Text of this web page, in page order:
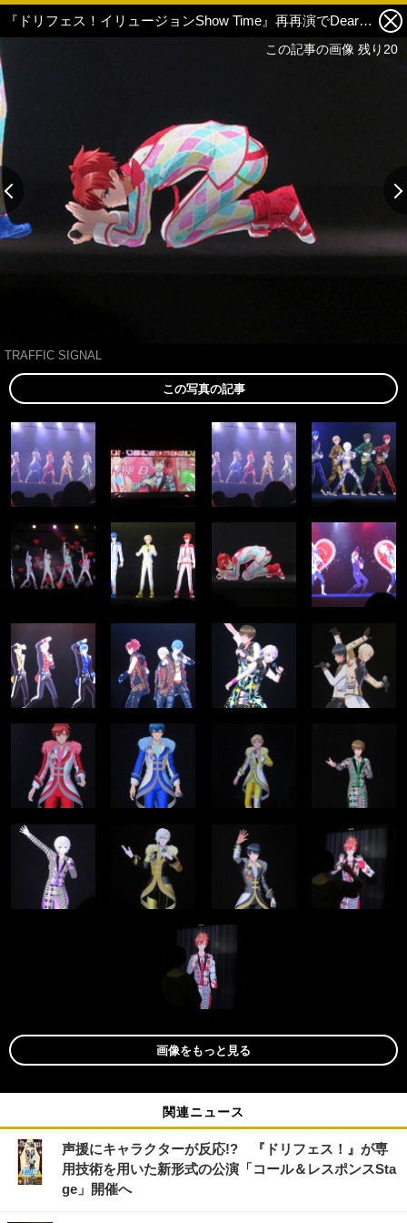
『ドリフェス！イリュージョンShow Time』再再演でDearDream・天宮奏とのハイタッチ会を写真でレポート 7枚目の写真・画像
TRAFFIC SIGNAL
この写真の記事
画像をもっと見る
関連ニュース
声援にキャラクターが反応!? 『ドリフェス！』が専
用技術を用いた新形式の公演「コール＆レスポンスSta
ge」開催へ
この記事の画像 残り20